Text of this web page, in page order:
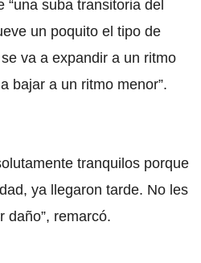
suba transitoria del
un poquito el tipo de
va a expandir a un ritmo
bajar a un ritmo menor”.
tranquilos porque
ya llegaron tarde. No les
daño”, remarcó.